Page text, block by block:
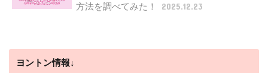
方法を調べてみた！
2025.12.23
ヨントン情報↓